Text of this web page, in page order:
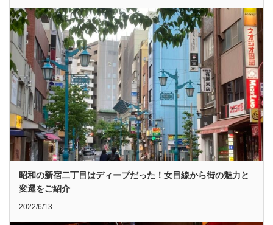
昭和の新宿二丁目はディープだった！女目線から街の魅力と
変遷をご紹介
2022/6/13